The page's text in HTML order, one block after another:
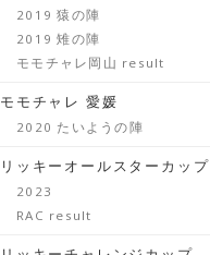
2019 猿の陣
2019 雉の陣
モモチャレ岡山 result
モモチャレ 愛媛
2020 たいようの陣
リッキーオールスターカップ
2023
RAC result